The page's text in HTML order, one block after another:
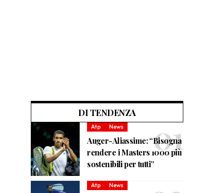
DI TENDENZA
Atp News
Auger-Aliassime: “Bisogna
rendere i Masters 1000 più
sostenibili per tutti”
Atp News